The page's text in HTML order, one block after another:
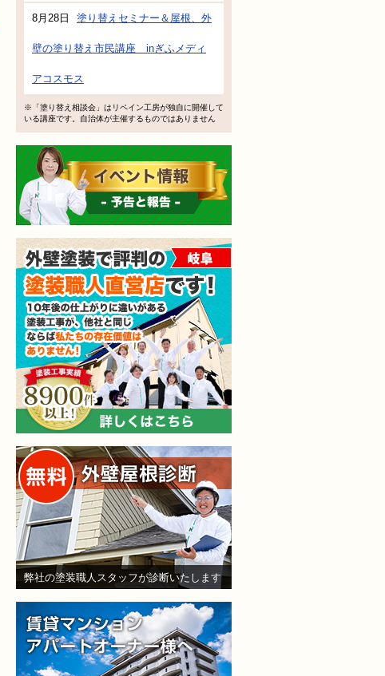
8月28日 塗り替えセミナー＆屋根、外
壁の塗り替え市民講座 inぎふメディ
アコスモス
※「塗り替え相談会」はリペイン工房が独自に開催して
いる講座です。自治体が主催するものではありません
弊社の塗装職人スタッフが診断いたします